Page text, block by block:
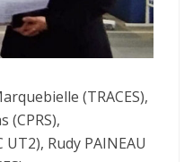
(TRACES),
(CPRS),
Rudy PAINEAU